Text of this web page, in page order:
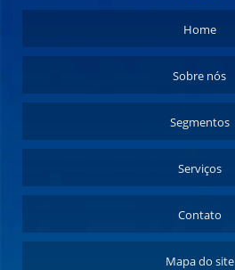
Home
Sobre nós
Segmentos
Serviços
Contato
Mapa do site